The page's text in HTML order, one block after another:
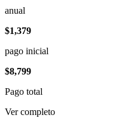
anual
$1,379
pago inicial
$8,799
Pago total
Ver completo